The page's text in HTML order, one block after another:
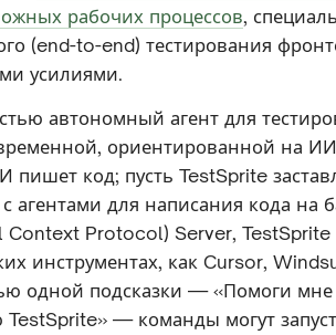
рабочих процессов,
(end-to-end) тестирования
усилиями.
автономный агент для
ориентированной на ИИ
пишет код; пусть TestSprite
агентами для написания кода на
Context Protocol) Server, TestSprite
инструментах, как Cursor,
одной подсказки — «Помоги мне
— команды могут